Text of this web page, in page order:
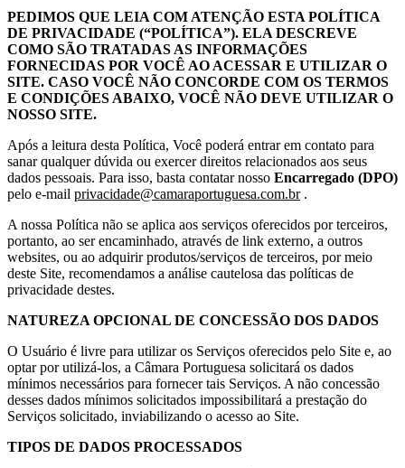
PEDIMOS QUE LEIA COM ATENÇÃO ESTA POLÍTICA
DE PRIVACIDADE (“POLÍTICA”). ELA DESCREVE
COMO SÃO TRATADAS AS INFORMAÇÕES
FORNECIDAS POR VOCÊ AO ACESSAR E UTILIZAR O
SITE. CASO VOCÊ NÃO CONCORDE COM OS TERMOS
E CONDIÇÕES ABAIXO, VOCÊ NÃO DEVE UTILIZAR O
NOSSO SITE.
Após a leitura desta Política, Você poderá entrar em contato para
sanar qualquer dúvida ou exercer direitos relacionados aos seus
dados pessoais. Para isso, basta contatar nosso Encarregado (DPO)
pelo e-mail privacidade@camaraportuguesa.com.br.
A nossa Política não se aplica aos serviços oferecidos por terceiros,
portanto, ao ser encaminhado, através de link externo, a outros
websites, ou ao adquirir produtos/serviços de terceiros, por meio
deste Site, recomendamos a análise cautelosa das políticas de
privacidade destes.
NATUREZA OPCIONAL DE CONCESSÃO DOS DADOS
O Usuário é livre para utilizar os Serviços oferecidos pelo Site e, ao
optar por utilizá-los, a Câmara Portuguesa solicitará os dados
mínimos necessários para fornecer tais Serviços. A não concessão
desses dados mínimos solicitados impossibilitará a prestação do
Serviços solicitado, inviabilizando o acesso ao Site.
TIPOS DE DADOS PROCESSADOS